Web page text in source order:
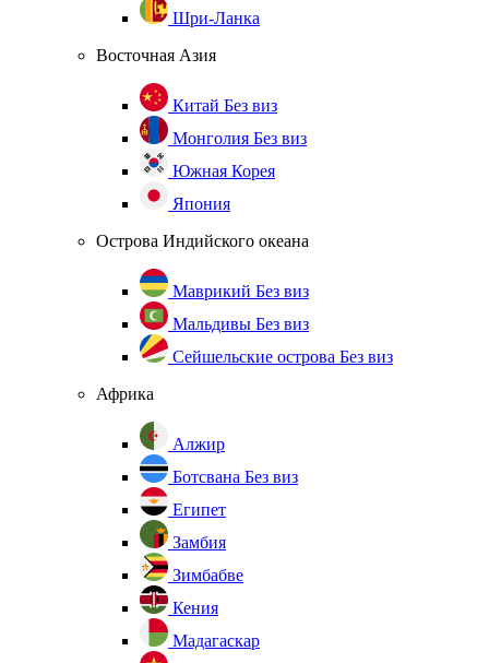
Шри-Ланка
Восточная Азия
Китай Без виз
Монголия Без виз
Южная Корея
Япония
Острова Индийского океана
Маврикий Без виз
Мальдивы Без виз
Сейшельские острова Без виз
Африка
Алжир
Ботсвана Без виз
Египет
Замбия
Зимбабве
Кения
Мадагаскар